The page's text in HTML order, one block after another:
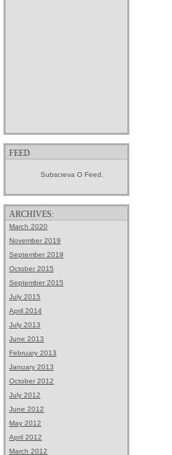
FEED
Subscreva O Feed.
ARCHIVES:
March 2020
November 2019
September 2019
October 2015
September 2015
July 2015
April 2014
July 2013
June 2013
February 2013
January 2013
October 2012
July 2012
June 2012
May 2012
April 2012
March 2012